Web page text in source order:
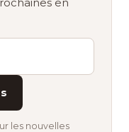
les nouvelles